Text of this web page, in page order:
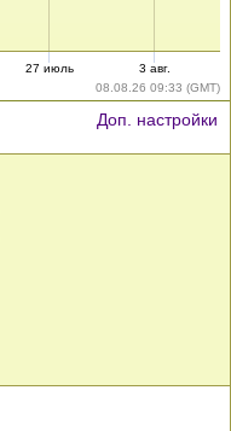
08.08.26 09:33 (GMT)
27 июль 3 авг.
Доп. настройки